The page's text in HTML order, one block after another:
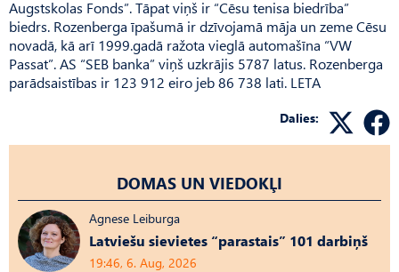
Augstskolas Fonds”. Tāpat viņš ir “Cēsu tenisa biedrība”
biedrs. Rozenberga īpašumā ir dzīvojamā māja un zeme Cēsu
novadā, kā arī 1999.gadā ražota vieglā automašīna “VW
Passat”. AS “SEB banka” viņš uzkrājis 5787 latus. Rozenberga
parādsaistības ir 123 912 eiro jeb 86 738 lati. LETA
Dalies:
DOMAS UN VIEDOKĻI
Agnese Leiburga
Latviešu sievietes “parastais” 101 darbiņš
19:46, 6. Aug, 2026